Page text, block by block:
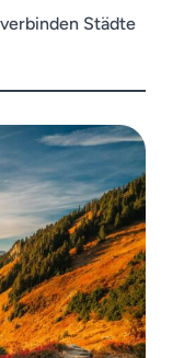
Städte